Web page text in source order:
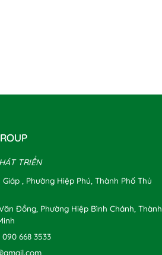
TRIỂN
, Phường Hiệp Phú, Thành Phố Thủ
Đồng, Phường Hiệp Bình Chánh, Thành
090 668 3533